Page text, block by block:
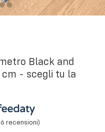
Black and
- scegli tu la
recensioni)